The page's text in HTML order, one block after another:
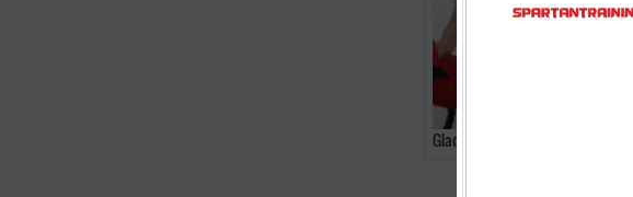
Gladiator wall + Accessories